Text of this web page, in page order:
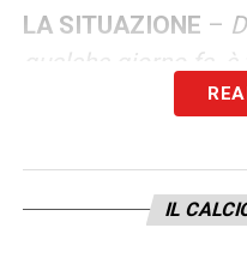
LA SITUAZIONE –
qualche giorno fa,
fermarsi. C’è da
Juventusdovrebbe
indolenzimento
IL